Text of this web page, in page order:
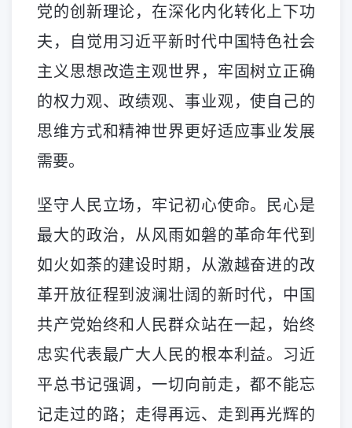
党的创新理论，在深化内化转化上下功
夫，自觉用习近平新时代中国特色社会
主义思想改造主观世界，牢固树立正确
的权力观、政绩观、事业观，使自己的
思维方式和精神世界更好适应事业发展
需要。
坚守人民立场，牢记初心使命。民心是
最大的政治，从风雨如磐的革命年代到
如火如荼的建设时期，从激越奋进的改
革开放征程到波澜壮阔的新时代，中国
共产党始终和人民群众站在一起，始终
忠实代表最广大人民的根本利益。习近
平总书记强调，一切向前走，都不能忘
记走过的路；走得再远、走到再光辉的